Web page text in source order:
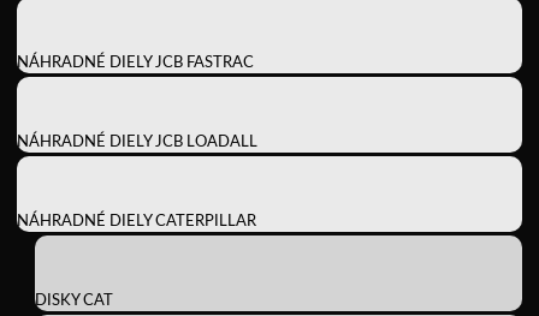
NÁHRADNÉ DIELY JCB FASTRAC
NÁHRADNÉ DIELY JCB LOADALL
NÁHRADNÉ DIELY CATERPILLAR
DISKY CAT